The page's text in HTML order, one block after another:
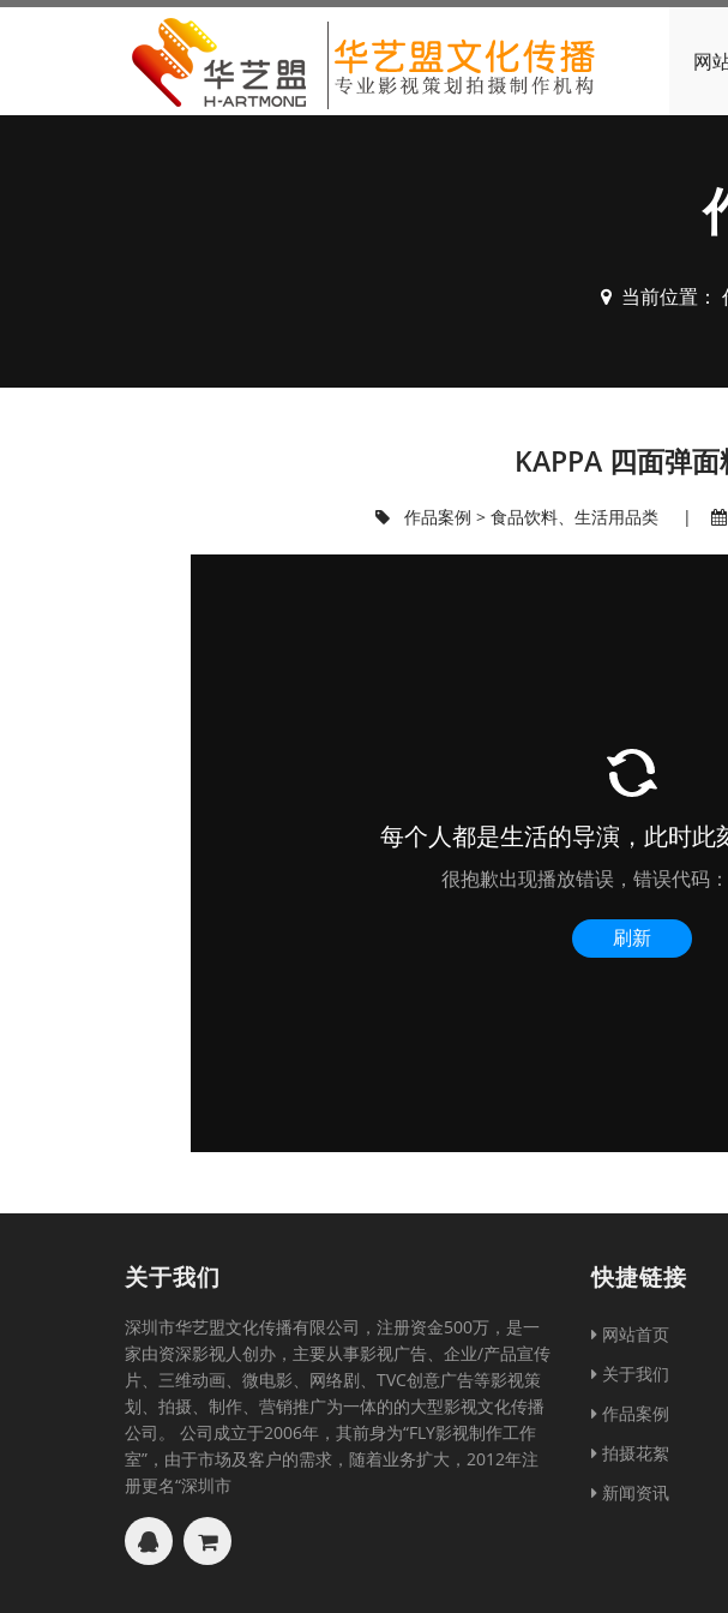
网
当前位置：
KAPPA 四面弹面
作品案例 > 食品饮料、生活用品类|
关于我们
深圳市华艺盟文化传播有限公司，注册资金500万，是一
家由资深影视人创办，主要从事影视广告、企业/产品宣传
片、三维动画、微电影、网络剧、TVC创意广告等影视策
划、拍摄、制作、营销推广为一体的的大型影视文化传播
公司。 公司成立于2006年，其前身为“FLY影视制作工作
室”，由于市场及客户的需求，随着业务扩大，2012年注
册更名“深圳市
快捷链接
网站首页
关于我们
作品案例
拍摄花絮
新闻资讯